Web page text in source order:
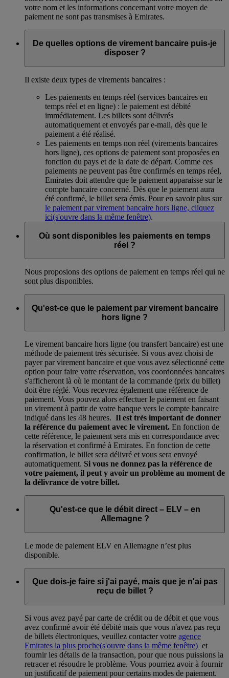
votre nom et les informations concernant votre moyen de
paiement ne sont pas transmises à Emirates.
De quelles options de virement bancaire puis-je
disposer ?
Il existe deux types de virements bancaires :
Les paiements en temps réel (services bancaires en
temps réel et en ligne) : le paiement est débité
immédiatement. Les billets sont délivrés
automatiquement et envoyés par e-mail, dès que le
paiement a été réalisé.
Les paiements en temps non réel (virements bancaires
hors ligne), ces options de paiement sont proposées en
fonction du pays et de la date de départ. Comme ces
paiements ne peuvent pas être confirmés en temps réel,
Emirates doit attendre que le paiement apparaisse sur le
compte bancaire concerné. Dès que le paiement aura
été confirmé, le billet sera émis. Pour en savoir plus sur
le paiement par virement bancaire hors ligne, cliquez
ici(s'ouvre dans la même fenêtre).
Où sont disponibles les paiements en temps
réel ?
Nous proposions des options de paiement en temps réel qui ne
sont plus disponibles.
Qu'est-ce que le paiement par virement bancaire
hors ligne ?
Le virement bancaire hors ligne (ou transfert bancaire) est une
méthode de paiement très sécurisée. Si vous avez choisi de
payer par virement bancaire et que vous avez sélectionné cette
option pour faire votre réservation, vos coordonnées bancaires
s'afficheront là où le montant de la commande (prix du billet)
doit être réglé. Vous recevrez également une référence de
paiement. Vous pouvez alors effectuer le paiement en faisant
un virement à partir de votre banque vers le compte bancaire
indiqué dans les 48 heures. Il est très important de donner
la référence du paiement avec le virement. En fonction de
cette référence, le paiement sera mis en correspondance avec
la réservation et confirmé à Emirates. En fonction de cette
confirmation, le billet sera délivré et vous sera envoyé
automatiquement. Si vous ne donnez pas la référence de
votre paiement, il peut y avoir un problème au moment de
la délivrance de votre billet.
Qu'est-ce que le débit direct – ELV – en
Allemagne ?
Le mode de paiement ELV en Allemagne n’est plus
disponible.
Que dois-je faire si j'ai payé, mais que je n'ai pas
reçu de billet ?
Si vous avez payé par carte de crédit ou de débit et que vous
avez confirmé avoir été débité mais que vous n'avez pas reçu
de billets électroniques, veuillez contacter votre agence
Emirates la plus proche(s'ouvre dans la même fenêtre) et
fournir les détails de la transaction, pour que nous puissions la
retracer et résoudre le problème. Vous pourriez avoir à fournir
un justificatif de paiement pour certains modes de paiement.